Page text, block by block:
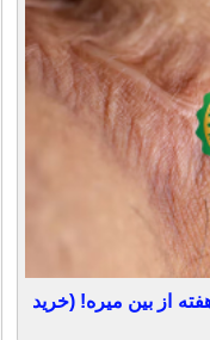
هر زخم و بخیه با این روش در 3 هفته از بین میره! (خرید